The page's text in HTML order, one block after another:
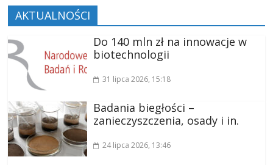
AKTUALNOŚCI
Do 140 mln zł na innowacje w
biotechnologii
31 lipca 2026, 15:18
Badania biegłości –
zanieczyszczenia, osady i in.
24 lipca 2026, 13:46